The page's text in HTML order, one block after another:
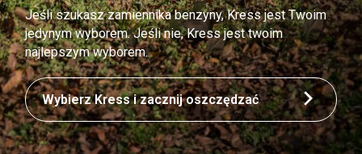
Jeśli szukasz zamiennika benzyny, Kress jest Twoim
jedynym wyborem. Jeśli nie, Kress jest twoim
najlepszym wyborem.
Wybierz Kress i zacznij oszczędzać